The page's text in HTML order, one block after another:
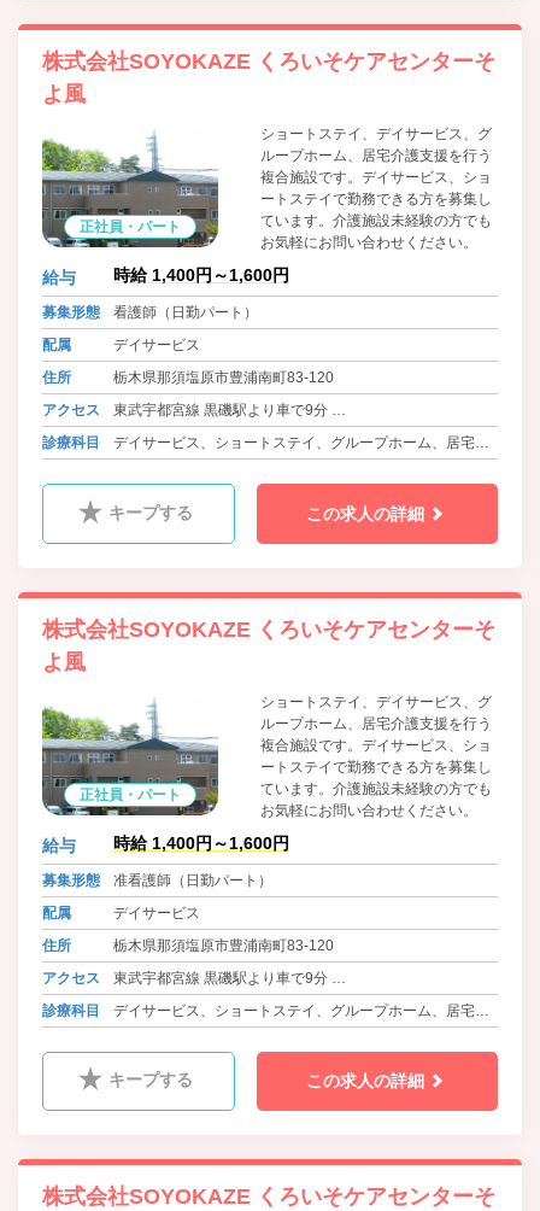
株式会社SOYOKAZE くろいそケアセンターそ
よ風
正社員・パート
ショートステイ、デイサービス、グ
ループホーム、居宅介護支援を行う
複合施設です。デイサービス、ショ
ートステイで勤務できる方を募集し
ています。介護施設未経験の方でも
お気軽にお問い合わせください。
給与 時給 1,400円～1,600円
募集形態
看護師（日勤パート）
配属
デイサービス
住所
栃木県那須塩原市豊浦南町83-120
アクセス
東武宇都宮線 黒磯駅より車で9分
宇都宮線 那須塩原駅より車で9分
診療科目
デイサービス、ショートステイ、グループホーム、居宅支
キープする この求人の詳細
株式会社SOYOKAZE くろいそケアセンターそ
よ風
正社員・パート
ショートステイ、デイサービス、グ
ループホーム、居宅介護支援を行う
複合施設です。デイサービス、ショ
ートステイで勤務できる方を募集し
ています。介護施設未経験の方でも
お気軽にお問い合わせください。
給与 時給 1,400円～1,600円
募集形態
准看護師（日勤パート）
配属
デイサービス
住所
栃木県那須塩原市豊浦南町83-120
アクセス
東武宇都宮線 黒磯駅より車で9分
宇都宮線 那須塩原駅より車で9分
診療科目
デイサービス、ショートステイ、グループホーム、居宅支
キープする この求人の詳細
株式会社SOYOKAZE くろいそケアセンターそ